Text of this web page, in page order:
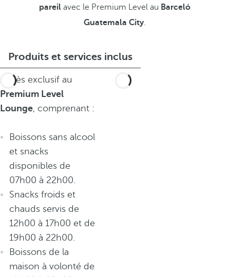
pareil avec le Premium Level au Barceló
Guatemala City.
Produits et services inclus
Accès exclusif au
Premium Level
Lounge, comprenant :
Boissons sans alcool
et snacks
disponibles de
07h00 à 22h00.
Snacks froids et
chauds servis de
12h00 à 17h00 et de
19h00 à 22h00.
Boissons de la
maison à volonté de